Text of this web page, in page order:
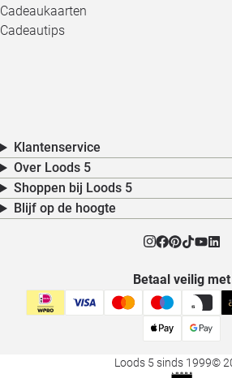
Cadeaukaarten
Cadeautips
Klantenservice
Over Loods 5
Shoppen bij Loods 5
Blijf op de hoogte
Betaal veilig met
Loods 5 sinds 1999©